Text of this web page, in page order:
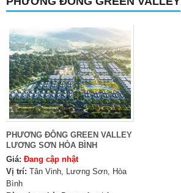
PHƯƠNG ĐÔNG GREEN VALLEY
LƯƠNG SƠN HÒA BÌNH
Giá: Đang cập nhật
Vị trí: Tân Vinh, Lương Sơn, Hòa
Bình